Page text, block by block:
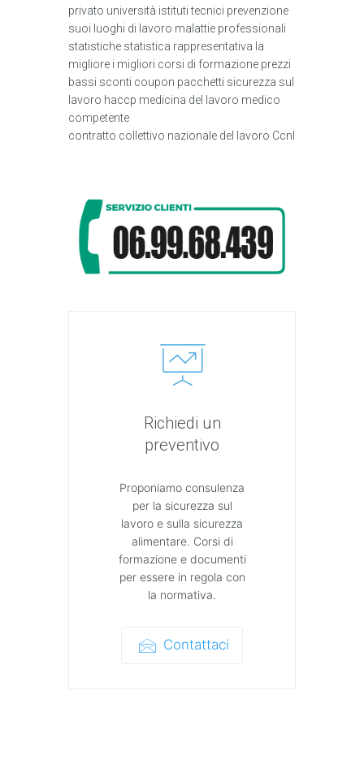
privato università istituti tecnici prevenzione
suoi luoghi di lavoro malattie professionali
statistiche statistica rappresentativa la
migliore i migliori corsi di formazione prezzi
bassi sconti coupon pacchetti sicurezza sul
lavoro haccp medicina del lavoro medico
competente
contratto collettivo nazionale del lavoro Ccnl
Richiedi un
preventivo
Proponiamo consulenza
per la sicurezza sul
lavoro e sulla sicurezza
alimentare. Corsi di
formazione e documenti
per essere in regola con
la normativa.
Contattaci